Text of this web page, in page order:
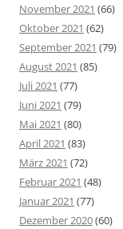
November 2021 (66)
Oktober 2021 (62)
September 2021 (79)
August 2021 (85)
Juli 2021 (77)
Juni 2021 (79)
Mai 2021 (80)
April 2021 (83)
März 2021 (72)
Februar 2021 (48)
Januar 2021 (77)
Dezember 2020(60)